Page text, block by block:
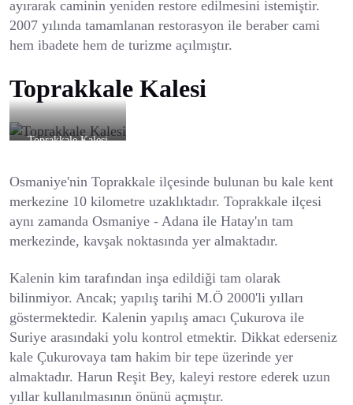
ayırarak caminin yeniden restore edilmesini istemiştir.
2007 yılında tamamlanan restorasyon ile beraber cami
hem ibadete hem de turizme açılmıştır.
Toprakkale Kalesi
Toprakkale Kalesi
Osmaniye'nin Toprakkale ilçesinde bulunan bu kale kent
merkezine 10 kilometre uzaklıktadır. Toprakkale ilçesi
aynı zamanda Osmaniye - Adana ile Hatay'ın tam
merkezinde, kavşak noktasında yer almaktadır.
Kalenin kim tarafından inşa edildiği tam olarak
bilinmiyor. Ancak; yapılış tarihi M.Ö 2000'li yılları
göstermektedir. Kalenin yapılış amacı Çukurova ile
Suriye arasındaki yolu kontrol etmektir. Dikkat ederseniz
kale Çukurovaya tam hakim bir tepe üzerinde yer
almaktadır. Harun Reşit Bey, kaleyi restore ederek uzun
yıllar kullanılmasının önünü açmıştır.